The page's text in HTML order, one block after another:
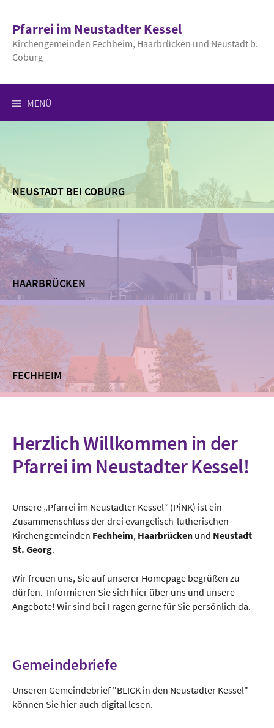
zum
InhaltPfarrei im Neustadter Kessel
Kirchengemeinden Fechheim, Haarbrücken und Neustadt b.
Coburg
MENÜ
NEUSTADT BEI COBURG
HAARBRÜCKEN
FECHHEIM
Herzlich Willkommen in der
Pfarrei im Neustadter Kessel!
Unsere „Pfarrei im Neustadter Kessel“ (PiNK) ist ein
Zusammenschluss derdrei evangelisch-lutherischen
Kirchengemeinden Fechheim, Haarbrücken und Neustadt
St. Georg.
Wir freuen uns, Sie auf unserer Homepage begrüßen zu
dürfen. Informieren Sie sich hier über uns und unsere
Angebote! Wir sind bei Fragen gerne für Sie persönlich da.
Gemeindebriefe
Unseren Gemeindebrief "BLICK in den Neustadter Kessel"
können Sie hier auch digital lesen.